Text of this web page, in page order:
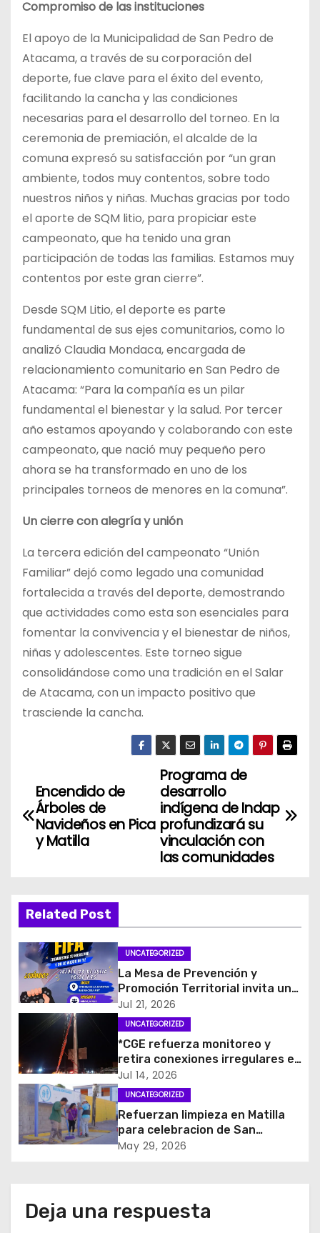
Compromiso de las instituciones
El apoyo de la Municipalidad de San Pedro de
Atacama, a través de su corporación del
deporte, fue clave para el éxito del evento,
facilitando la cancha y las condiciones
necesarias para el desarrollo del torneo. En la
ceremonia de premiación, el alcalde de la
comuna expresó su satisfacción por “un gran
ambiente, todos muy contentos, sobre todo
nuestros niños y niñas. Muchas gracias por todo
el aporte de SQM litio, para propiciar este
campeonato, que ha tenido una gran
participación de todas las familias. Estamos muy
contentos por este gran cierre”.
Desde SQM Litio, el deporte es parte
fundamental de sus ejes comunitarios, como lo
analizó Claudia Mondaca, encargada de
relacionamiento comunitario en San Pedro de
Atacama: “Para la compañía es un pilar
fundamental el bienestar y la salud. Por tercer
año estamos apoyando y colaborando con este
campeonato, que nació muy pequeño pero
ahora se ha transformado en uno de los
principales torneos de menores en la comuna”.
Un cierre con alegría y unión
La tercera edición del campeonato “Unión
Familiar” dejó como legado una comunidad
fortalecida a través del deporte, demostrando
que actividades como esta son esenciales para
fomentar la convivencia y el bienestar de niños,
niñas y adolescentes. Este torneo sigue
consolidándose como una tradición en el Salar
de Atacama, con un impacto positivo que
trasciende la cancha.
N
a
g
a
c
i
ó
d
e
e
t
Programa de
desarrollo
indígena de Indap
profundizará su
vinculación con
las comunidades
Encendido de
Árboles de
Navideños en Pica
y Matilla
Related Post
UNCATEGORIZED
La Mesa de Prevención y
Promoción Territorial invita un
entretenido Torneo de FIFA
Jul 21, 2026
UNCATEGORIZED
*CGE refuerza monitoreo y
retira conexiones irregulares en
casco antiguo de La Tirana y
sector Fundo Santa Isabel
previo a la víspera*
Jul 14, 2026
UNCATEGORIZED
Refuerzan limpieza en Matilla
para celebracion de San
Antonio
May 29, 2026
Deja una respuesta